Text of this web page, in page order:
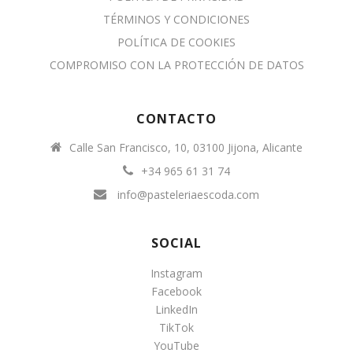
TÉRMINOS Y CONDICIONES
POLÍTICA DE COOKIES
COMPROMISO CON LA PROTECCIÓN DE DATOS
CONTACTO
Calle San Francisco, 10, 03100 Jijona, Alicante
+34 965 61 31 74
info@pasteleriaescoda.com
SOCIAL
Instagram
Facebook
LinkedIn
TikTok
YouTube